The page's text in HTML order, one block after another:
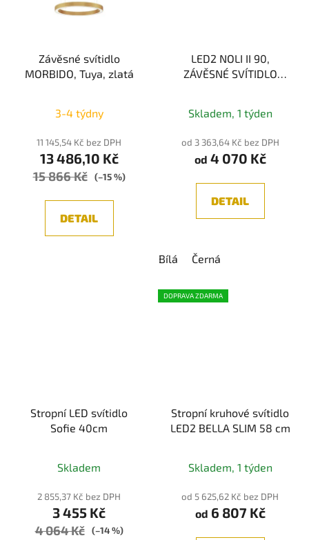
Závěsné svítidlo
MORBIDO, Tuya, zlatá
3-4 týdny
11 145,54 Kč bez DPH
13 486,10 Kč
15 866 Kč (–15 %)
DETAIL
LED2 NOLI II 90,
ZÁVĚSNÉ SVÍTIDLO
Skladem, 1 týden
od 3 363,64 Kč bez DPH
od 4 070 Kč
DETAIL
Bílá Černá
Stropní LED svítidlo
Sofie 40cm
hodnocení
produktu
je
5,0
Skladem
2 855,37 Kč bez DPH
3 455 Kč
4 064 Kč (–14 %)
DOPRAVA ZDARMA
Stropní kruhové svítidlo
LED2 BELLA SLIM 58 cm
hodnocení
produktu
je
Skladem, 1 týden
od 5 625,62 Kč bez DPH
od 6 807 Kč